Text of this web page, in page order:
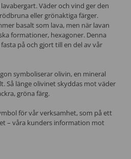
Väder och vind ger den
eller grönaktiga färger.
basalt som lava, men när lavan
formationer, hexagoner. Denna
på och gjort till en del av vår
symboliserar olivin, en mineral
Så länge olivinet skyddas mot väder
gröna färg.
för vår verksamhet, som på ett
– våra kunders information mot